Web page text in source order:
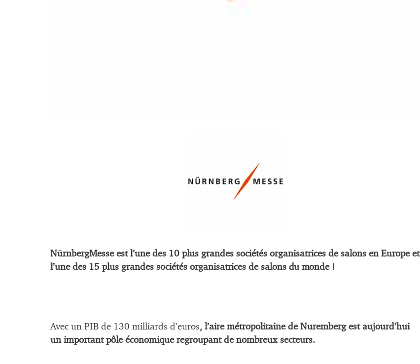
NürnbergMesse est l’une des 10 plus grandes sociétés organisatrices de salons en Europe et
l’une des 15 plus grandes sociétés organisatrices de salons du monde !
Avec un PIB de 130 milliards d’euros, l’aire métropolitaine de Nuremberg est aujourd’hui
un important pôle économique regroupant de nombreux secteurs.